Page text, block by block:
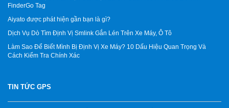
FinderGo Tag
Aiyato được phát hiện gần bạn là gì?
Dịch Vụ Dò Tìm Định Vị Smlink Gắn Lén Trên Xe Máy, Ô Tô
Làm Sao Để Biết Mình Bị Định Vị Xe Máy? 10 Dấu Hiệu Quan Trọng Và
Cách Kiểm Tra Chính Xác
TIN TỨC GPS